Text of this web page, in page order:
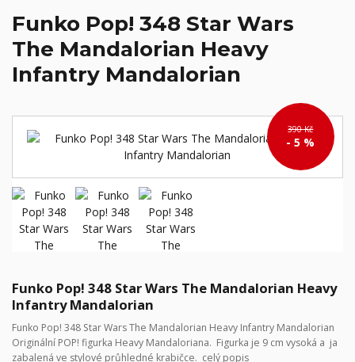
Funko Pop! 348 Star Wars
The Mandalorian Heavy
Infantry Mandalorian
390 Kč
- 5 %
Funko Pop! 348 Star Wars The Mandalorian Heavy
Infantry Mandalorian
Funko Pop! 348 Star Wars The Mandalorian Heavy Infantry Mandalorian
Originální POP! figurka Heavy Mandaloriana. Figurka je 9 cm vysoká a ja
zabalená ve stylové průhledné krabičce. celý popis